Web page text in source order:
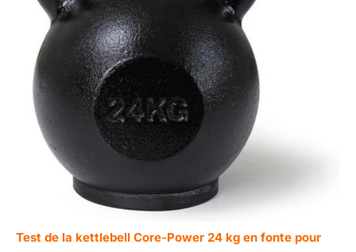
Test de la kettlebell Core-Power 24 kg en fonte pour